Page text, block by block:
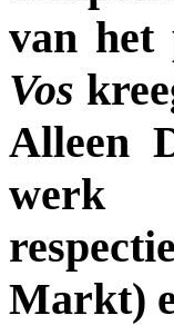
van het
Vos
Alleen
werk
Markt)